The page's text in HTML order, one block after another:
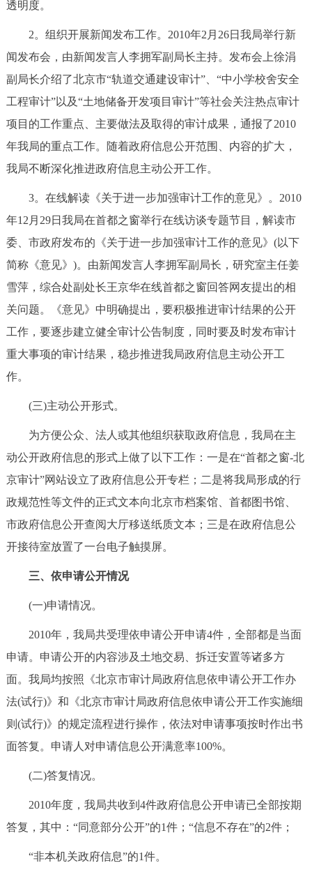
透明度。
2。组织开展新闻发布工作。2010年2月26日我局举行新
闻发布会，由新闻发言人李拥军副局长主持。发布会上徐涓
副局长介绍了北京市“轨道交通建设审计”、“中小学校舍安全
工程审计”以及“土地储备开发项目审计”等社会关注热点审计
项目的工作重点、主要做法及取得的审计成果，通报了2010
年我局的重点工作。随着政府信息公开范围、内容的扩大，
我局不断深化推进政府信息主动公开工作。
3。在线解读《关于进一步加强审计工作的意见》。2010
年12月29日我局在首都之窗举行在线访谈专题节目，解读市
委、市政府发布的《关于进一步加强审计工作的意见》(以下
简称《意见》)。由新闻发言人李拥军副局长，研究室主任姜
雪萍，综合处副处长王京华在线首都之窗回答网友提出的相
关问题。《意见》中明确提出，要积极推进审计结果的公开
工作，要逐步建立健全审计公告制度，同时要及时发布审计
重大事项的审计结果，稳步推进我局政府信息主动公开工
作。
(三)主动公开形式。
为方便公众、法人或其他组织获取政府信息，我局在主
动公开政府信息的形式上做了以下工作：一是在“首都之窗-北
京审计”网站设立了政府信息公开专栏；二是将我局形成的行
政规范性等文件的正式文本向北京市档案馆、首都图书馆、
市政府信息公开查阅大厅移送纸质文本；三是在政府信息公
开接待室放置了一台电子触摸屏。
三、依申请公开情况
(一)申请情况。
2010年，我局共受理依申请公开申请4件，全部都是当面
申请。申请公开的内容涉及土地交易、拆迁安置等诸多方
面。我局均按照《北京市审计局政府信息依申请公开工作办
法(试行)》和《北京市审计局政府信息依申请公开工作实施细
则(试行)》的规定流程进行操作，依法对申请事项按时作出书
面答复。申请人对申请信息公开满意率100%。
(二)答复情况。
2010年度，我局共收到4件政府信息公开申请已全部按期
答复，其中：“同意部分公开”的1件；“信息不存在”的2件；
“非本机关政府信息”的1件。